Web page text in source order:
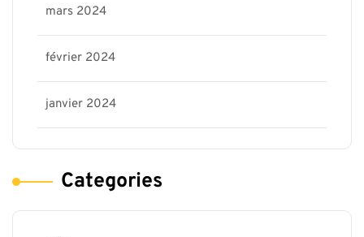
mars 2024
février 2024
janvier 2024
Categories